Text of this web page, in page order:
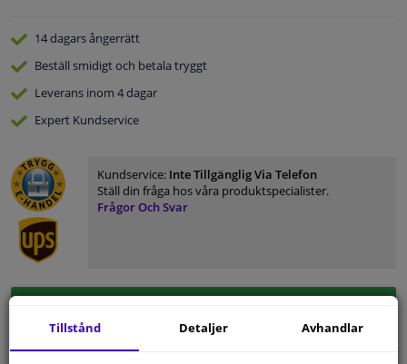
14 dagarsångerrätt
Beställ smidigt och betala tryggt
Leverans inom 4 dagar
Expert Kundservice
Kundservice: Inte Tillgänglig Via Telefon
Ställ din fråga hos våra produktspecialister.
Frågor Och Svar
Fyll i ditt registreringsnummereller Välj din bil.
Tillstånd Detaljer Avhandlar